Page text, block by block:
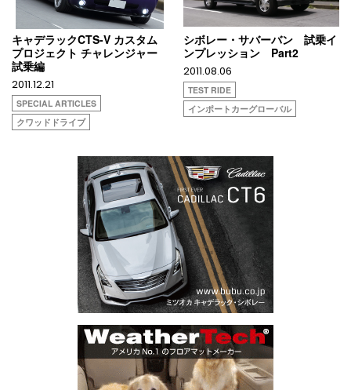
キャデラックCTS-V カスタム
プロジェクト チャレンジャー
試乗編
2011.12.21
SPECIAL ARTICLES
クワッドドライブ
シボレー・サバーバン 試乗イ
ンプレッション Part2
2011.08.06
TEST RIDE
インポートカーグローバル